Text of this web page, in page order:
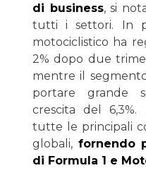
di business, si
tutti i settori. In
motociclistico ha
2% dopo due
mentre il
portare grande
crescita del
tutte le principali
globali, fornendo
di Formula 1 e